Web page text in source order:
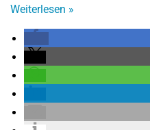
Weiterlesen »